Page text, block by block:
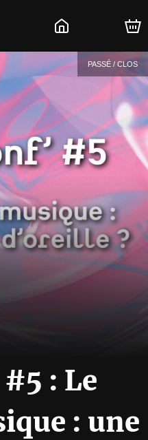
PASSÉ / CLOS
#5 : Le
: une